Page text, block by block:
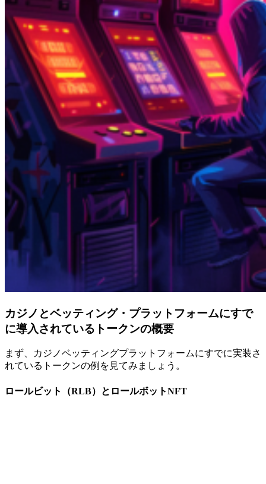
カジノとベッティング・プラットフォームにすで
に導入されているトークンの概要
まず、カジノベッティングプラットフォームにすでに実装さ
れているトークンの例を見てみましょう。
ロールビット（RLB）とロールボットNFT